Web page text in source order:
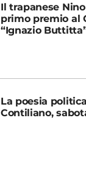
Il trapanese
primo premio al
“Ignazio
La poesia
Contiliano,